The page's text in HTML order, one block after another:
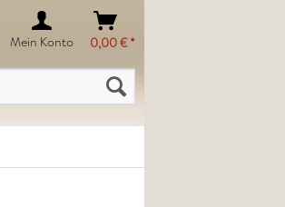
Mein Konto 0,00 € *